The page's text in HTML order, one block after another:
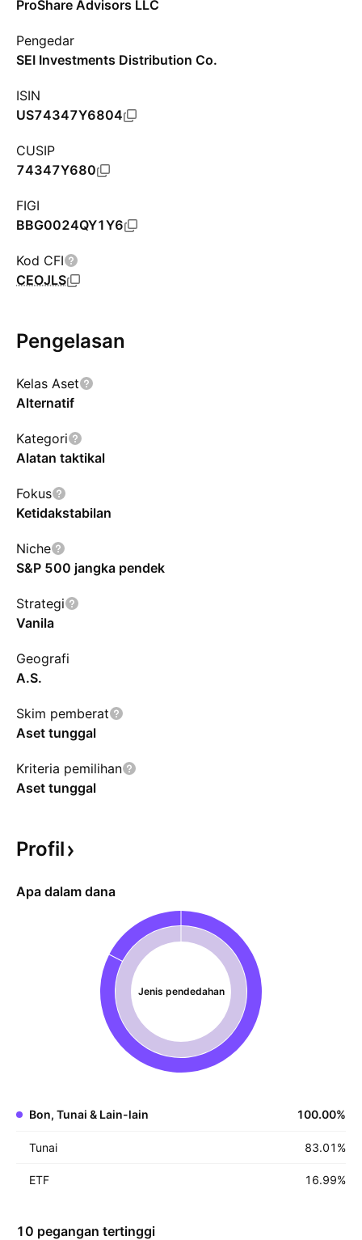
ProShare Advisors LLC
Pengedar
SEI Investments Distribution Co.
ISIN
US74347Y6804
CUSIP
74347Y680
FIGI
BBG0024QY1Y6
Kod CFI
CEOJLS
Pengelasan
Kelas Aset
Alternatif
Kategori
Alatan taktikal
Fokus
Ketidakstabilan
Niche
S&P 500 jangka pendek
Strategi
Vanila
Geografi
A.S.
Skim pemberat
Aset tunggal
Kriteria pemilihan
Aset tunggal
Profil
Apa dalam dana
Jenis pendedahan
Bon, Tunai & Lain-lain 100.00%
Tunai 83.01 %
ETF 16.99%
10 pegangan tertinggi